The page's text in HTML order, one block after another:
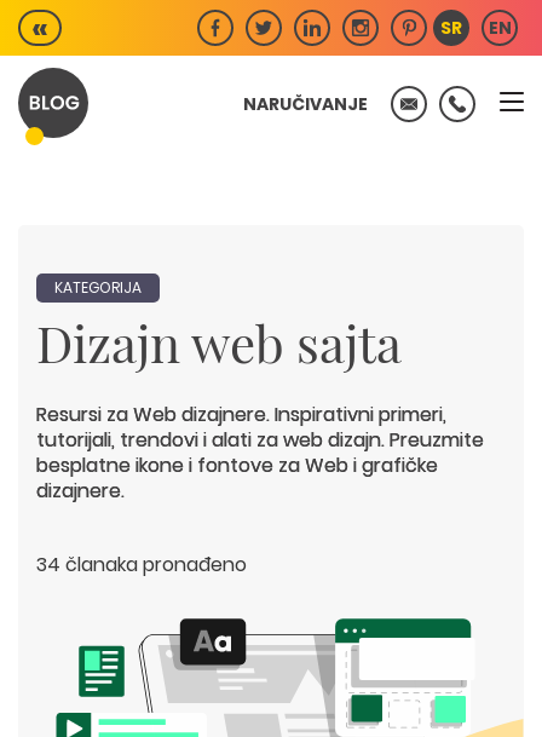
Skip
to
content
« SR EN
NARUČIVANJE
KATEGORIJA
Dizajn web sajta
Resursi za Web dizajnere. Inspirativni primeri,
tutorijali, trendovi i alati za web dizajn. Preuzmite
besplatne ikone i fontove za Web i grafičke
dizajnere.
34 članaka pronađeno